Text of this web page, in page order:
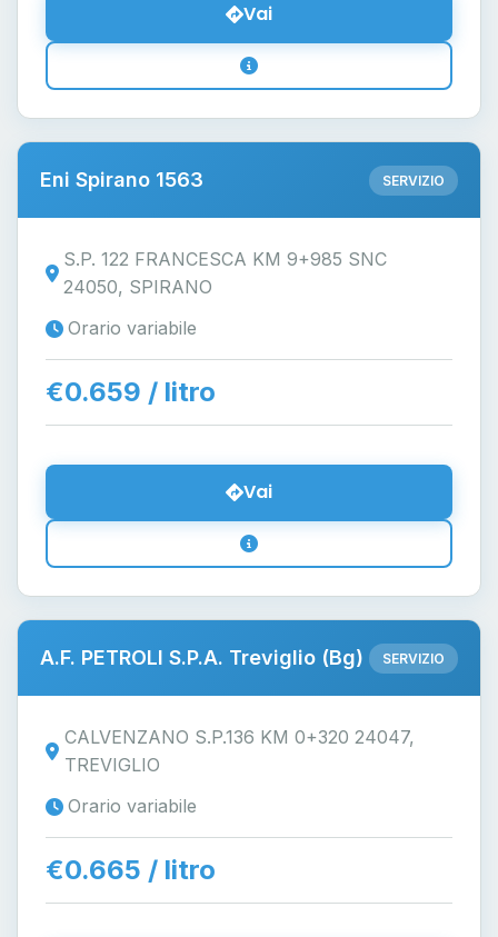
Vai
Eni Spirano 1563 SERVIZIO
S.P. 122 FRANCESCA KM 9+985 SNC
24050, SPIRANO
Orario variabile
€0.659 / litro
Vai
A.F. PETROLI S.P.A. Treviglio (Bg) SERVIZIO
CALVENZANO S.P.136 KM 0+320 24047,
TREVIGLIO
Orario variabile
€0.665 / litro